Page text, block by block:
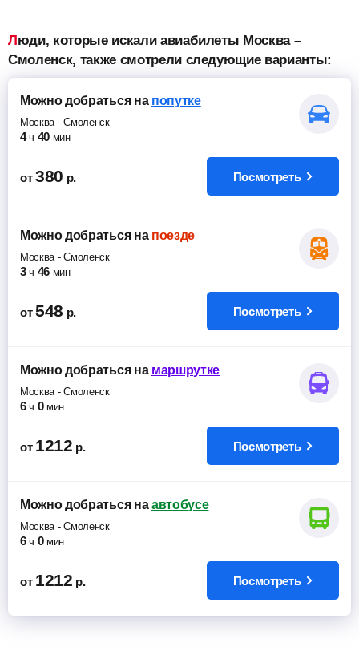
Люди, которые искали авиабилеты Москва –
Смоленск, также смотрели следующие варианты:
Можно добратьсяна попутке
Москва-Смоленск
4 ч 40 мин
от 380 р. Посмотреть
Можно добратьсяна поезде
Москва-Смоленск
3 ч 46 мин
от 548 р. Посмотреть
Можно добратьсяна маршрутке
Москва-Смоленск
6 ч 0 мин
от 1212 р. Посмотреть
Можно добратьсяна автобусе
Москва-Смоленск
6 ч 0 мин
от 1212 р. Посмотреть